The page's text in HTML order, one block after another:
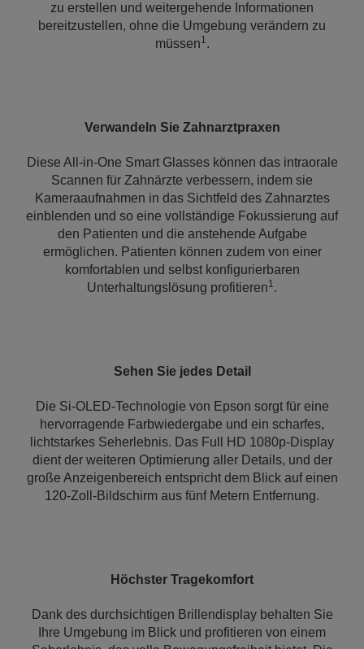
zu erstellen und weitergehende Informationen
bereitzustellen, ohne die Umgebung verändern zu
müssen1.
Verwandeln Sie Zahnarztpraxen
Diese All-in-One Smart Glasses können das intraorale
Scannen für Zahnärzte verbessern, indem sie
Kameraaufnahmen in das Sichtfeld des Zahnarztes
einblenden und so eine vollständige Fokussierung auf
den Patienten und die anstehende Aufgabe
ermöglichen. Patienten können zudem von einer
komfortablen und selbst konfigurierbaren
Unterhaltungslösung profitieren1.
Sehen Sie jedes Detail
Die Si-OLED-Technologie von Epson sorgt für eine
hervorragende Farbwiedergabe und ein scharfes,
lichtstarkes Seherlebnis. Das Full HD 1080p-Display
dient der weiteren Optimierung aller Details, und der
große Anzeigenbereich entspricht dem Blick auf einen
120-Zoll-Bildschirm aus fünf Metern Entfernung.
Höchster Tragekomfort
Dank des durchsichtigen Brillendisplay behalten Sie
Ihre Umgebung im Blick und profitieren von einem